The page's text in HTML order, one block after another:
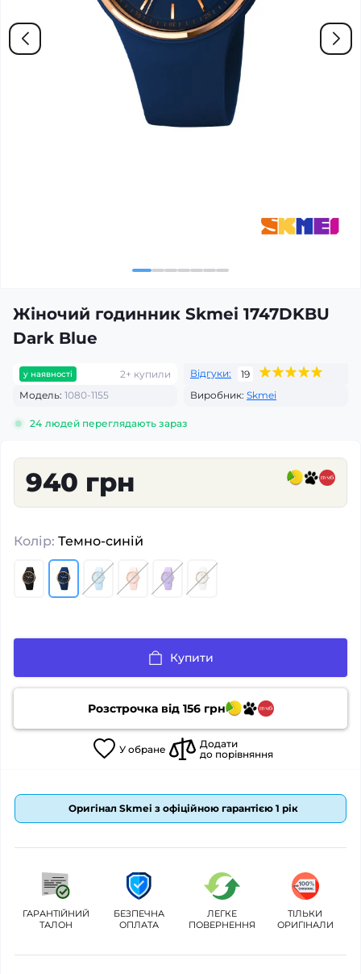
Жіночий годинник Skmei 1747DKBU
Dark Blue
у наявності 2+ купили Відгуки:
19
Модель: 1080-1155 Виробник: Skmei
24 людей переглядають зараз
940 грн
Колір: Темно-синій
Купити
Розстрочка від 156грн
У обране
Додати
до порівняння
Оригінал Skmei з офіційною гарантією 1 рік
ГАРАНТІЙНИЙ
ТАЛОН
БЕЗПЕЧНА
ОПЛАТА
ЛЕГКЕ
ПОВЕРНЕННЯ
ТІЛЬКИ
ОРИГІНАЛИ